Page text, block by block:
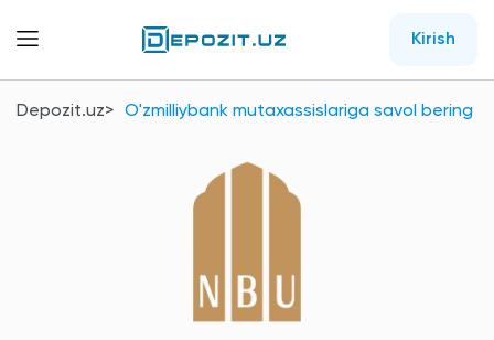
Kirish
Depozit.uz O'zmilliybank mutaxassislariga savol bering